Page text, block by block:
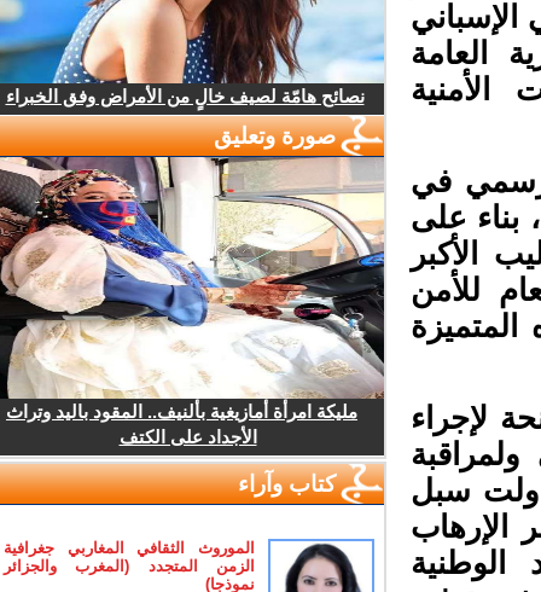
العامة
في
على
الأكبر
للأمن
لإجراء
سبل
الإرهاب
نصائح هامّة لصيف خالٍ من الأمراض وفق الخبراء
صورة وتعليق
مليكة امرأة أمازيغية بألنيف.. المقود باليد وتراث
الأجداد على الكتف
كتاب وآراء
الموروث الثقافي المغاربي جغرافية
الزمن المتجدد (المغرب والجزائر
نموذجا)